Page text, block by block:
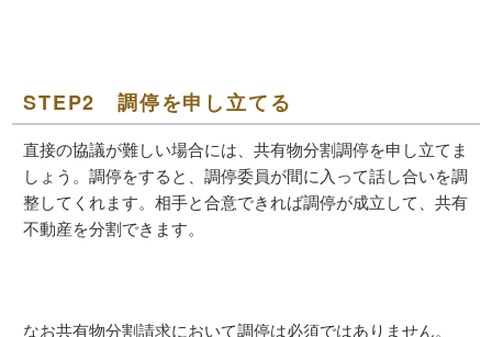
STEP2 調停を申し立てる
直接の協議が難しい場合には、共有物分割調停を申し立てま
しょう。調停をすると、調停委員が間に入って話し合いを調
整してくれます。相手と合意できれば調停が成立して、共有
不動産を分割できます。
なお共有物分割請求において調停は必須ではありません。